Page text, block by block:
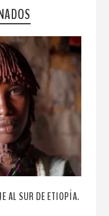
AL SUR DE ETIOPÍA.